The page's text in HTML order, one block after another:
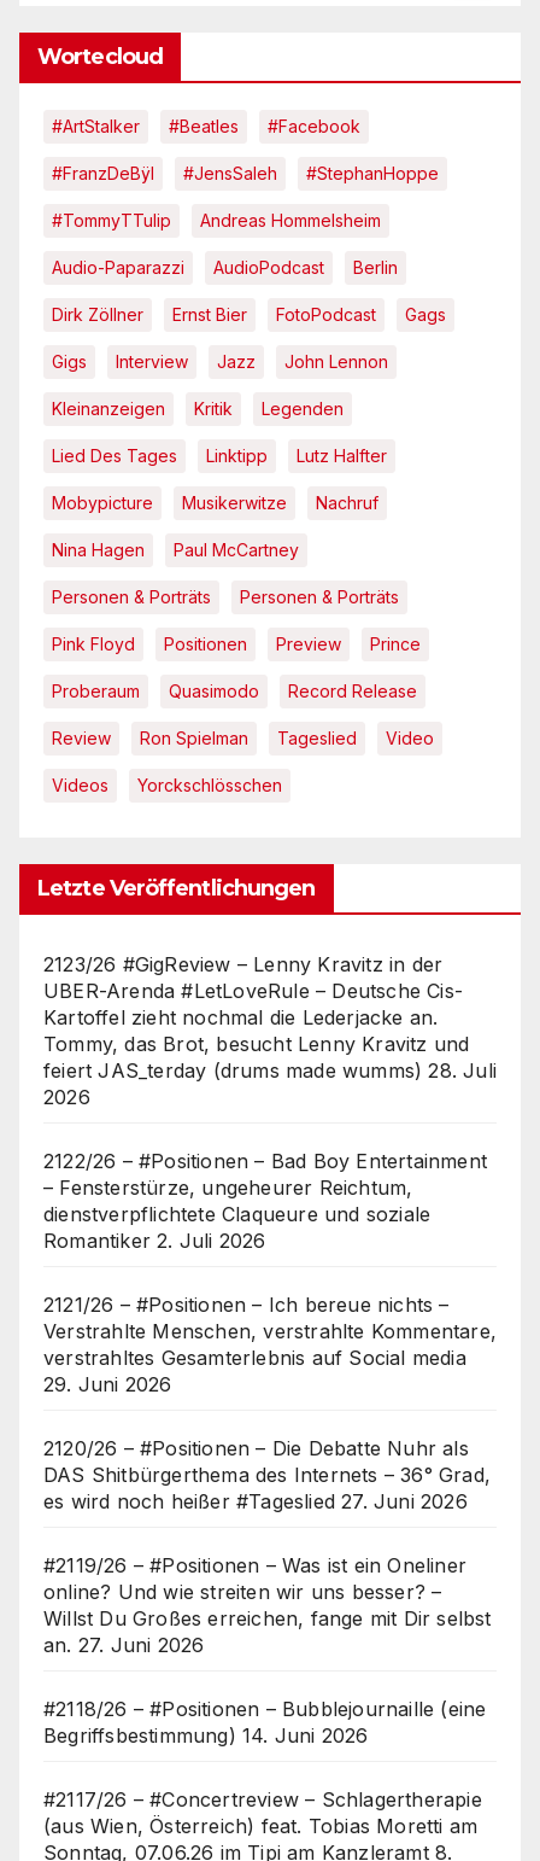
Wortecloud
#ArtStalker #Beatles #Facebook
#FranzDeBÿl #JensSaleh #StephanHoppe
#TommyTTulip Andreas Hommelsheim
Audio-Paparazzi AudioPodcast Berlin
Dirk Zöllner Ernst Bier FotoPodcast Gags
Gigs Interview Jazz John Lennon
Kleinanzeigen Kritik Legenden
Lied Des Tages Linktipp Lutz Halfter
Mobypicture Musikerwitze Nachruf
Nina Hagen Paul McCartney
Personen & Porträts Personen & Porträts
Pink Floyd Positionen Preview Prince
Proberaum Quasimodo Record Release
Review Ron Spielman Tageslied Video
Videos Yorckschlösschen
Letzte Veröffentlichungen
2123/26 #GigReview – Lenny Kravitz in der
UBER-Arenda #LetLoveRule – Deutsche Cis-
Kartoffel zieht nochmal die Lederjacke an.
Tommy, das Brot, besucht Lenny Kravitz und
feiert JAS_terday (drums made wumms) 28. Juli
2026
2122/26 – #Positionen – Bad Boy Entertainment
– Fensterstürze, ungeheurer Reichtum,
dienstverpflichtete Claqueure und soziale
Romantiker 2. Juli 2026
2121/26 – #Positionen – Ich bereue nichts –
Verstrahlte Menschen, verstrahlte Kommentare,
verstrahltes Gesamterlebnis auf Social media
29. Juni 2026
2120/26 – #Positionen – Die Debatte Nuhr als
DAS Shitbürgerthema des Internets – 36° Grad,
es wird noch heißer #Tageslied 27. Juni 2026
#2119/26 – #Positionen – Was ist ein Oneliner
online? Und wie streiten wir uns besser? –
Willst Du Großes erreichen, fange mit Dir selbst
an. 27. Juni 2026
#2118/26 – #Positionen – Bubblejournaille (eine
Begriffsbestimmung) 14. Juni 2026
#2117/26 – #Concertreview – Schlagertherapie
(aus Wien, Österreich) feat. Tobias Moretti am
Sonntag, 07.06.26 im Tipi am Kanzleramt 8.